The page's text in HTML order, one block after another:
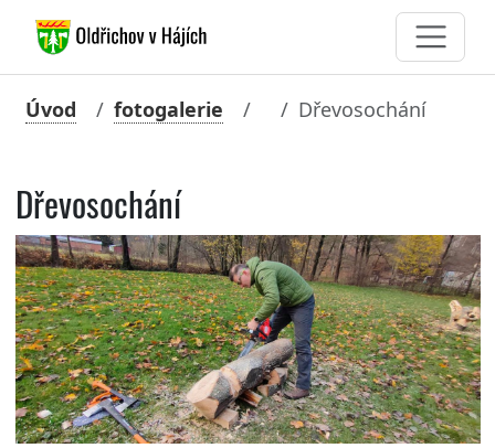
Úvod fotogalerie Dřevosochání
Dřevosochání